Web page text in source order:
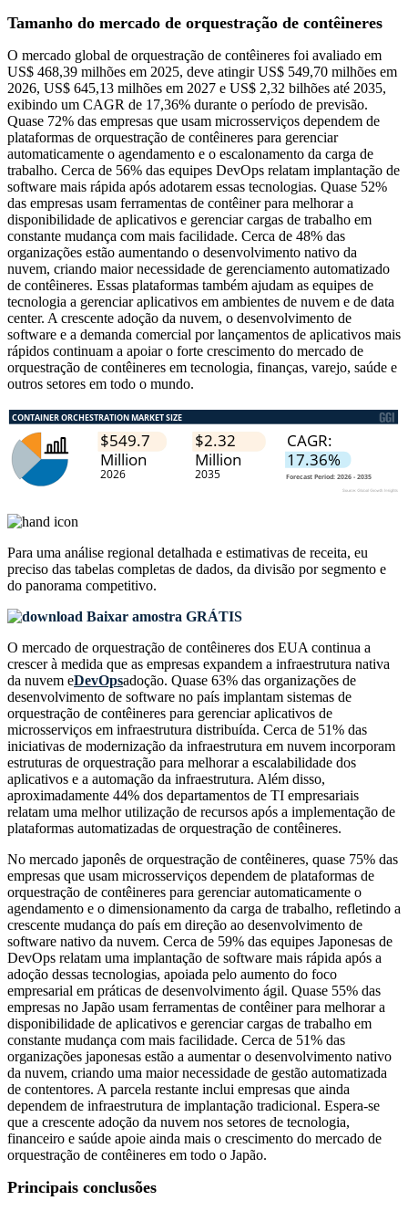
Tamanho do mercado de orquestração de contêineres
O mercado global de orquestração de contêineres foi avaliado em
US$ 468,39 milhões em 2025, deve atingir US$ 549,70 milhões em
2026, US$ 645,13 milhões em 2027 e US$ 2,32 bilhões até 2035,
exibindo um CAGR de 17,36% durante o período de previsão.
Quase 72% das empresas que usam microsserviços dependem de
plataformas de orquestração de contêineres para gerenciar
automaticamente o agendamento e o escalonamento da carga de
trabalho. Cerca de 56% das equipes DevOps relatam implantação de
software mais rápida após adotarem essas tecnologias. Quase 52%
das empresas usam ferramentas de contêiner para melhorar a
disponibilidade de aplicativos e gerenciar cargas de trabalho em
constante mudança com mais facilidade. Cerca de 48% das
organizações estão aumentando o desenvolvimento nativo da
nuvem, criando maior necessidade de gerenciamento automatizado
de contêineres. Essas plataformas também ajudam as equipes de
tecnologia a gerenciar aplicativos em ambientes de nuvem e de data
center. A crescente adoção da nuvem, o desenvolvimento de
software e a demanda comercial por lançamentos de aplicativos mais
rápidos continuam a apoiar o forte crescimento do mercado de
orquestração de contêineres em tecnologia, finanças, varejo, saúde e
outros setores em todo o mundo.
Para uma análise regional detalhada e estimativas de receita, eu
preciso das tabelas completas de dados, da divisão por segmento e
do panorama competitivo.
Baixar amostra GRÁTIS
O mercado de orquestração de contêineres dos EUA continua a
crescer à medida que as empresas expandem a infraestrutura nativa
da nuvem eDevOpsadoção. Quase 63% das organizações de
desenvolvimento de software no país implantam sistemas de
orquestração de contêineres para gerenciar aplicativos de
microsserviços em infraestrutura distribuída. Cerca de 51% das
iniciativas de modernização da infraestrutura em nuvem incorporam
estruturas de orquestração para melhorar a escalabilidade dos
aplicativos e a automação da infraestrutura. Além disso,
aproximadamente 44% dos departamentos de TI empresariais
relatam uma melhor utilização de recursos após a implementação de
plataformas automatizadas de orquestração de contêineres.
No mercado japonês de orquestração de contêineres, quase 75% das
empresas que usam microsserviços dependem de plataformas de
orquestração de contêineres para gerenciar automaticamente o
agendamento e o dimensionamento da carga de trabalho, refletindo a
crescente mudança do país em direção ao desenvolvimento de
software nativo da nuvem. Cerca de 59% das equipes Japonesas de
DevOps relatam uma implantação de software mais rápida após a
adoção dessas tecnologias, apoiada pelo aumento do foco
empresarial em práticas de desenvolvimento ágil. Quase 55% das
empresas no Japão usam ferramentas de contêiner para melhorar a
disponibilidade de aplicativos e gerenciar cargas de trabalho em
constante mudança com mais facilidade. Cerca de 51% das
organizações japonesas estão a aumentar o desenvolvimento nativo
da nuvem, criando uma maior necessidade de gestão automatizada
de contentores. A parcela restante inclui empresas que ainda
dependem de infraestrutura de implantação tradicional. Espera-se
que a crescente adoção da nuvem nos setores de tecnologia,
financeiro e saúde apoie ainda mais o crescimento do mercado de
orquestração de contêineres em todo o Japão.
Principais conclusões